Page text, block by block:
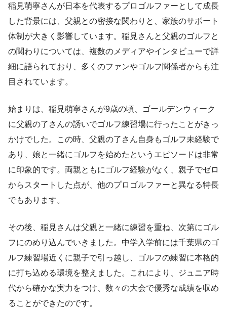
稲見萌寧さんが日本を代表するプロゴルファーとして成長
した背景には、父親との密接な関わりと、家族のサポート
体制が大きく影響しています。稲見さんと父親のゴルフと
の関わりについては、複数のメディアやインタビューで詳
細に語られており、多くのファンやゴルフ関係者からも注
目されています。
始まりは、稲見萌寧さんが9歳の頃、ゴールデンウィーク
に父親の了さんの誘いでゴルフ練習場に行ったことがきっ
かけでした。この時、父親の了さん自身もゴルフ未経験で
あり、娘と一緒にゴルフを始めたというエピソードは非常
に印象的です。両親ともにゴルフ経験がなく、親子でゼロ
からスタートした点が、他のプロゴルファーと異なる特長
でもあります。
その後、稲見さんは父親と一緒に練習を重ね、次第にゴル
フにのめり込んでいきました。中学入学前には千葉県のゴ
ルフ練習場近くに親子で引っ越し、ゴルフの練習に本格的
に打ち込める環境を整えました。これにより、ジュニア時
代から確かな実力をつけ、数々の大会で優秀な成績を収め
ることができたのです。